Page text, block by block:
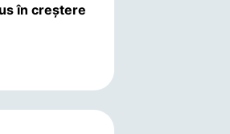
în creștere